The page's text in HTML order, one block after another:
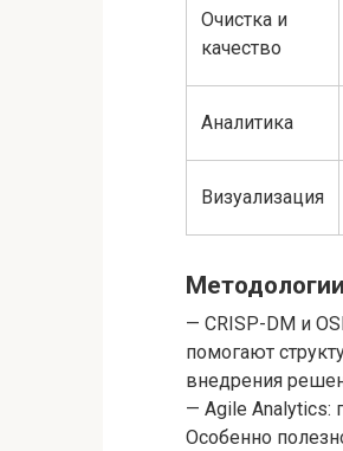
Очистка и
качество
Аналитика
Визуализация
— CRISP-DM и
помогают
внедрения
— Agile Analytics:
Особенно